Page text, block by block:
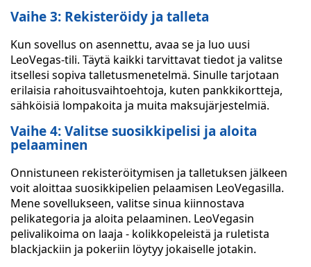
Vaihe 3: Rekisteröidy ja talleta
Kun sovellus on asennettu, avaa se ja luo uusi
LeoVegas-tili. Täytä kaikki tarvittavat tiedot ja valitse
itsellesi sopiva talletusmenetelmä. Sinulle tarjotaan
erilaisia rahoitusvaihtoehtoja, kuten pankkikortteja,
sähköisiä lompakoita ja muita maksujärjestelmiä.
Vaihe 4: Valitse suosikkipelisi ja aloita
pelaaminen
Onnistuneen rekisteröitymisen ja talletuksen jälkeen
voit aloittaa suosikkipelien pelaamisen LeoVegasilla.
Mene sovellukseen, valitse sinua kiinnostava
pelikategoria ja aloita pelaaminen. LeoVegasin
pelivalikoima on laaja - kolikkopeleistä ja ruletista
blackjackiin ja pokeriin löytyy jokaiselle jotakin.